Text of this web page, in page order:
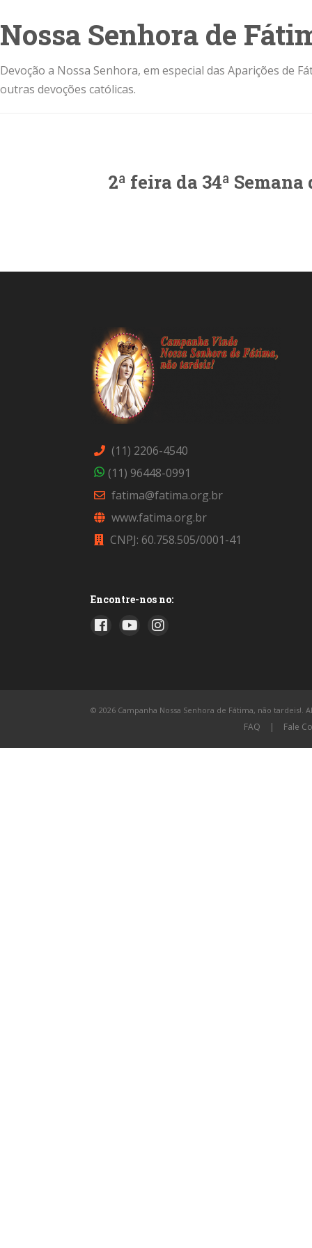
Nossa Senhora de
Devoção a Nossa Senhora, em especial das Aparições de
outras devoções católicas.
2ª feira da 34ª
(11) 2206-4540
(11) 96448-0991
fatima@fatima.org.br
www.fatima.org.br
CNPJ: 60.758.505/0001-41
Encontre-nos no:
© 2026 Campanha Nossa Senhora de Fátima, não tardeis!.
FAQ | Fale